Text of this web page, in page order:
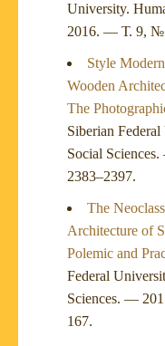
University.
2016. — Т. 9,
Style
Wooden
The
Siberian
Social
2383–2397.
The
Architecture of
Polemic and
Federal
Sciences. —
167.